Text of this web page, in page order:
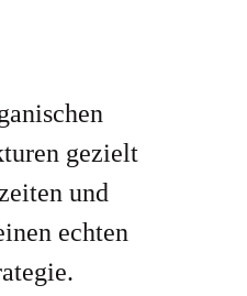
gezielt
und
echten